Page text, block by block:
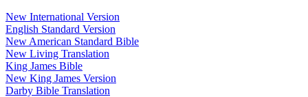
New International Version
English Standard Version
New American Standard Bible
New Living Translation
King James Bible
New King James Version
Darby Bible Translation